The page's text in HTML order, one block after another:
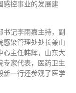
感控事业的发展建
记李雨嘉主持，副
感染管理处处长兼山
心主任韩辉，山东大
专家代表，医药卫生
新一行还参观了医学